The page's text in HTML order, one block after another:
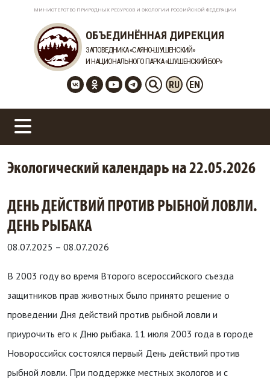
МИНИСТЕРСТВО ПРИРОДНЫХ РЕСУРСОВ И ЭКОЛОГИИ РОССИЙСКОЙ ФЕДЕРАЦИИ
ОБЪЕДИНЁННАЯ ДИРЕКЦИЯ
ЗАПОВЕДНИКА «САЯНО-ШУШЕНСКИЙ»
И НАЦИОНАЛЬНОГО ПАРКА «ШУШЕНСКИЙ БОР»
RU EN
Экологический календарь на 22.05.2026
ДЕНЬ ДЕЙСТВИЙ ПРОТИВ РЫБНОЙ ЛОВЛИ.
ДЕНЬ РЫБАКА
08.07.2025 – 08.07.2026
В 2003 году во время Второго всероссийского съезда
защитников прав животных было принято решение о
проведении Дня действий против рыбной ловли и
приурочить его к Дню рыбака. 11 июля 2003 года в городе
Новороссийск состоялся первый День действий против
рыбной ловли. При поддержке местных экологов и с